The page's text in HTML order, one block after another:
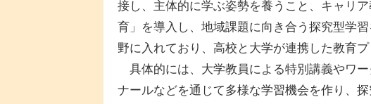
接し、主体的に学ぶ姿勢を養うこと、キャリ
育」を導入し、地域課題に向き合う探究型学
野に入れており、高校と大学が連携した教育プ
具体的には、大学教員による特別講義やワ
ナールなどを通じて多様な学習機会を作り、